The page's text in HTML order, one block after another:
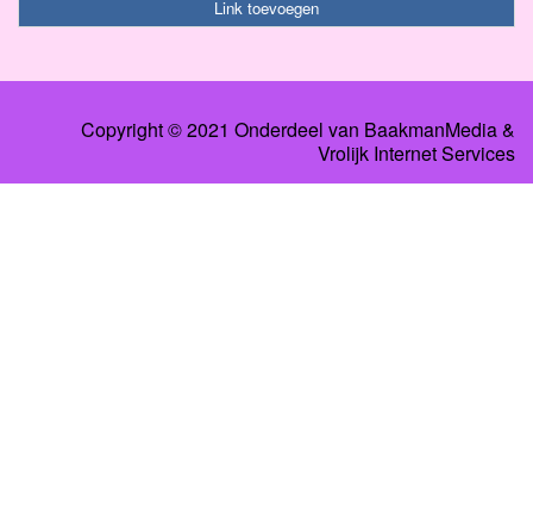
Link toevoegen
Copyright © 2021 Onderdeel van BaakmanMedia&
Vrolijk Internet Services